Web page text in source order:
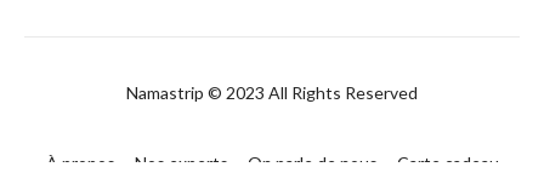
Namastrip © 2023 All Rights Reserved
À propos Nos experts On parle de nous
Carte cadeau